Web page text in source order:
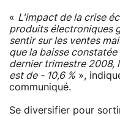
« L'impact de la crise
produits électroniques
sentir sur les ventes
que la baisse
dernier trimestre 2008,
est de - 10,6 % »,
communiqué.
Se diversifier pour